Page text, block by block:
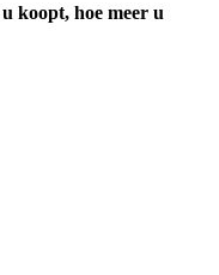
koopt, hoe meer u